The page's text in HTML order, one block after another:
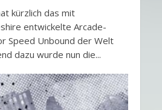
kürzlich das mit
entwickelte Arcade-
Speed Unbound der Welt
dazu wurde nun die...